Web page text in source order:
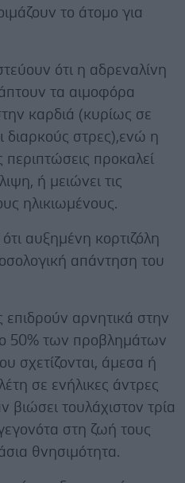
το άτομο για
ότι η αδρεναλίνη
τα αιμοφόρα
καρδιά (κυρίως σε
διαρκούς στρες),ενώ η
περιπτώσεις προκαλεί
ή μειώνει τις
ηλικιωμένους.
αυξημένη κορτιζόλη
απάντηση του
επιδρούν αρνητικά στην
50% των προβλημάτων
σχετίζονται, άμεσα ή
σε ενήλικες άντρες
βιώσει τουλάχιστον τρία
στη ζωή τους
θνησιμότητα.